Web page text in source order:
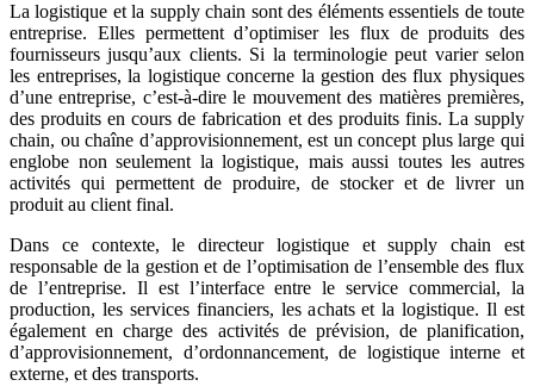
La logistique et la supply chain sont des éléments essentiels de toute
entreprise. Elles permettent d’optimiser les flux de produits des
fournisseurs jusqu’aux clients. Si la terminologie peut varier selon
les entreprises, la logistique concerne la gestion des flux physiques
d’une entreprise, c’est-à-dire le mouvement des matières premières,
des produits en cours de fabrication et des produits finis. La supply
chain, ou chaîne d’approvisionnement, est un concept plus large qui
englobe non seulement la logistique, mais aussi toutes les autres
activités qui permettent de produire, de stocker et de livrer un
produit au client final.
Dans ce contexte, le directeur logistique et supply chain est
responsable de la gestion et de l’optimisation de l’ensemble des flux
de l’entreprise. Il est l’interface entre le service commercial, la
production, les services financiers, les achats et la logistique. Il est
également en charge des activités de prévision, de planification,
d’approvisionnement, d’ordonnancement, de logistique interne et
externe, et des transports.